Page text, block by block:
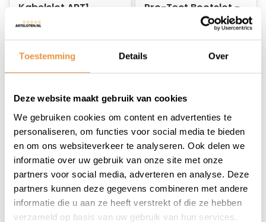
Toestemming Details Over
Deze website maakt gebruik van cookies
We gebruiken cookies om content en advertenties te
personaliseren, om functies voor social media te bieden
en om ons websiteverkeer te analyseren. Ook delen we
informatie over uw gebruik van onze site met onze
partners voor social media, adverteren en analyse. Deze
partners kunnen deze gegevens combineren met andere
informatie die u aan ze heeft verstrekt of die ze hebben
verzameld op basis van uw gebruik van hun services.
Kabelslot ART1
250cm MBT4247
Op voorraad
65,95
Pro-Tect Bootslot -
ART1 - 500cm -
MBT4247 - Zwart
Op voorraad
81,95
1